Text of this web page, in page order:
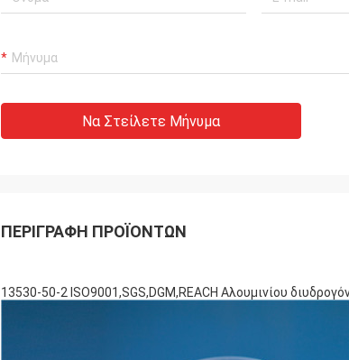
Να Στείλετε Μήνυμα
ΠΕΡΙΓΡΑΦΉ ΠΡΟΪΌΝΤΩΝ
13530-50-2 ISO9001,SGS,DGM,REACH Αλουμινίου